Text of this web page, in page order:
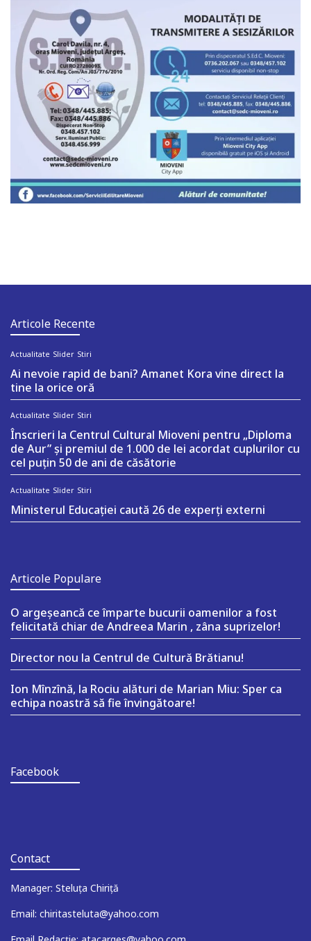
Articole Recente
Actualitate Slider Stiri
Ai nevoie rapid de bani? Amanet Kora vine direct la
tine la orice oră
Actualitate Slider Stiri
Înscrieri la Centrul Cultural Mioveni pentru „Diploma
de Aur” și premiul de 1.000 de lei acordat cuplurilor cu
cel puțin 50 de ani de căsătorie
Actualitate Slider Stiri
Ministerul Educației caută 26 de experți externi
Articole Populare
O argeşeancă ce împarte bucurii oamenilor a fost
felicitată chiar de Andreea Marin , zâna suprizelor!
Director nou la Centrul de Cultură Brătianu!
Ion Mînzînă, la Rociu alături de Marian Miu: Sper ca
echipa noastră să fie învingătoare!
Facebook
Contact
Manager: Steluța Chiriță
Email: chiritasteluta@yahoo.com